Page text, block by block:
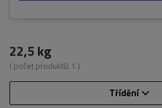
22,5 kg
( počet produktů: 1 )
Třídění